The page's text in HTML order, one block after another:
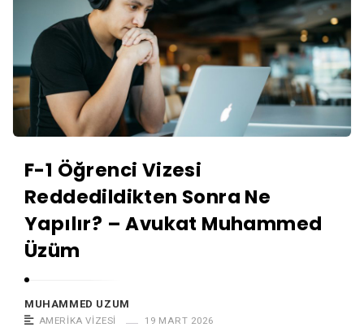
F-1 Öğrenci Vizesi
Reddedildikten Sonra Ne
Yapılır? – Avukat Muhammed
Üzüm
MUHAMMED UZUM
AMERIKA VIZESI 19 MART 2026